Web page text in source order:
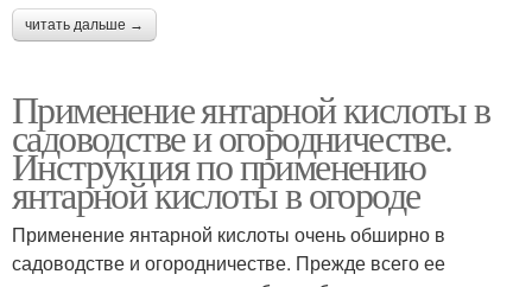
читать дальше →
Применение янтарной кислоты в
садоводстве и огородничестве.
Инструкция по применению
янтарной кислоты в огороде
Применение янтарной кислоты очень обширно в
садоводстве и огородничестве. Прежде всего ее